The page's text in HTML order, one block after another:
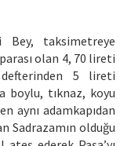
Bey, taksimetreye
olan 4, 70 lireti
5 lireti
boylu, tıknaz, koyu
aynı adamkapıdan
Sadrazamın olduğu